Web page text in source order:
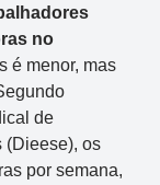
no
é menor, mas
de
(Dieese), os
por semana,